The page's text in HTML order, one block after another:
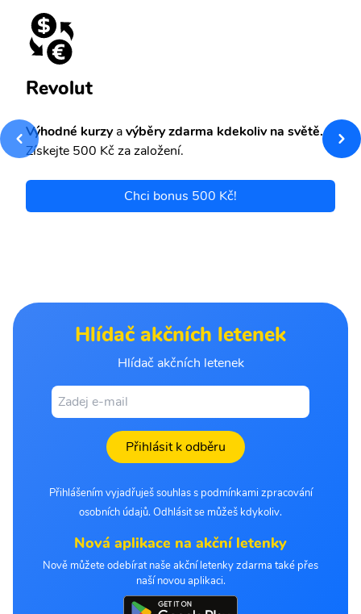
Revolut
Výhodné kurzyavýběry zdarma kdekoliv na světě.
Získejte 500 Kč za založení.
Chci bonus 500 Kč!
Hlídač akčních letenek
Hlídač akčních letenek
Přihlásit k odběru
Přihlášením vyjadřuješ souhlas s podmínkami zpracování
osobních údajů. Odhlásit se můžeš kdykoliv.
Nová aplikace na akční letenky
Nově můžete odebírat naše akční letenky zdarma také přes
naší novou aplikaci.